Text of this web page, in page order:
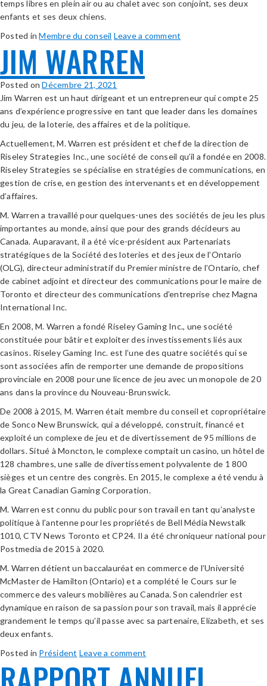
temps libres en plein air ou au chalet avec son conjoint, ses deux
enfants et ses deux chiens.
Posted inMembre du conseil Leave a comment
JIM WARREN
Posted onDécembre 21, 2021
Jim Warren est un haut dirigeant et un entrepreneur qui compte 25
ans d’expérience progressive en tant que leader dans les domaines
du jeu, de la loterie, des affaires et de la politique.
Actuellement, M. Warren est président et chef de la direction de
Riseley Strategies Inc., une société de conseil qu’il a fondée en 2008.
Riseley Strategies se spécialise en stratégies de communications, en
gestion de crise, en gestion des intervenants et en développement
d’affaires.
M. Warren a travaillé pour quelques-unes des sociétés de jeu les plus
importantes au monde, ainsi que pour des grands décideurs au
Canada. Auparavant, il a été vice-président aux Partenariats
stratégiques de la Société des loteries et des jeux de l’Ontario
(OLG), directeur administratif du Premier ministre de l’Ontario, chef
de cabinet adjoint et directeur des communications pour le maire de
Toronto et directeur des communications d’entreprise chez Magna
International Inc.
En 2008, M. Warren a fondé Riseley Gaming Inc., une société
constituée pour bâtir et exploiter des investissements liés aux
casinos. Riseley Gaming Inc. est l’une des quatre sociétés qui se
sont associées afin de remporter une demande de propositions
provinciale en 2008 pour une licence de jeu avec un monopole de 20
ans dans la province du Nouveau-Brunswick.
De 2008 à 2015, M. Warren était membre du conseil et copropriétaire
de Sonco New Brunswick, qui a développé, construit, financé et
exploité un complexe de jeu et de divertissement de 95 millions de
dollars. Situé à Moncton, le complexe comptait un casino, un hôtel de
128 chambres, une salle de divertissement polyvalente de 1 800
sièges et un centre des congrès. En 2015, le complexe a été vendu à
la Great Canadian Gaming Corporation.
M. Warren est connu du public pour son travail en tant qu’analyste
politique à l’antenne pour les propriétés de Bell Média Newstalk
1010, CTV News Toronto et CP24. Il a été chroniqueur national pour
Postmedia de 2015 à 2020.
M. Warren détient un baccalauréat en commerce de l’Université
McMaster de Hamilton (Ontario) et a complété le Cours sur le
commerce des valeurs mobilières au Canada. Son calendrier est
dynamique en raison de sa passion pour son travail, mais il apprécie
grandement le temps qu’il passe avec sa partenaire, Elizabeth, et ses
deux enfants.
Posted in Président Leave a comment